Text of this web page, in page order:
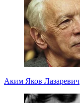
Аким Яков Лазаревич